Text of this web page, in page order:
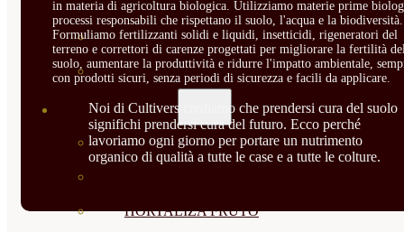
PLANTAS INTERIOR
GROWPUNCH
SEMILLAS
VER TODAS
HORTALIZA FRUTO
in materia di agricoltura biologica. Utilizziamo materie prime
processi responsabili che rispettano il suolo, l'acqua e la biodiversità.
Formuliamo fertilizzanti solidi e liquidi, insetticidi, rigeneratori del
terreno e correttori di carenze progettati per migliorare la fertilità
suolo, aumentare la produttività e ridurre l'impatto ambientale,
con prodotti sicuri, senza periodi di sicurezza e facili da applicare.
Noi di Cultivers crediamo che prendersi cura del suolo
significhi prendersi cura del futuro. Ecco perché
lavoriamo ogni giorno per portare un nutrimento
organico di qualità a tutte le case e a tutte le colture.